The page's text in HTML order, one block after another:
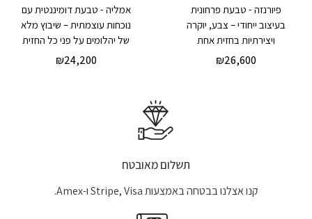
אמליה - טבעת דומיננטית עם
נוכחות עוצמתית – שיבוץ מלא
של יהלומים על פני כל החזית
₪24,200
פיורנזה - טבעת פרחונית
בעיצוב ייחודי – צבע, יוקרה
ויצירתיות בחזית אחת
₪26,600
תשלום מאובטח
קנו אצלנו בבטחה באמצעות Stripe, Visa ו-Amex.